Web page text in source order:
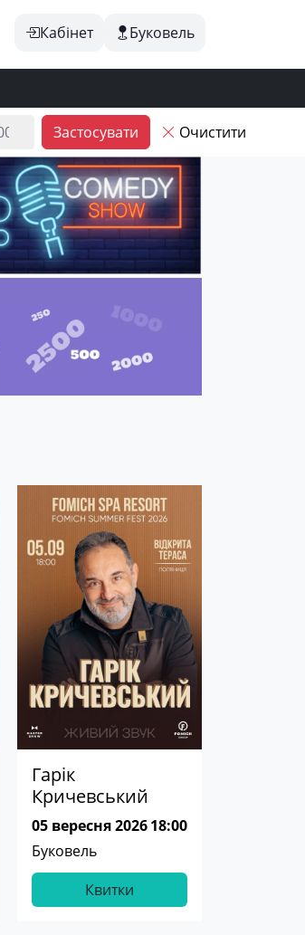
Кабінет Буковель
Застосувати Очистити
Гарік
Кричевський
05 вересня 202618:00
Буковель
Квитки